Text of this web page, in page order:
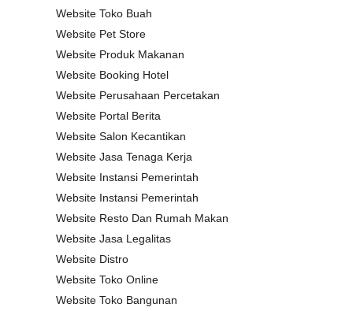
Website Toko Buah
Website Pet Store
Website Produk Makanan
Website Booking Hotel
Website Perusahaan Percetakan
Website Portal Berita
Website Salon Kecantikan
Website Jasa Tenaga Kerja
Website Instansi Pemerintah
Website Instansi Pemerintah
Website Resto Dan Rumah Makan
Website Jasa Legalitas
Website Distro
Website Toko Online
Website Toko Bangunan